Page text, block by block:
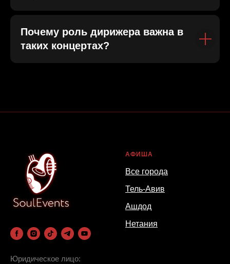
Почему роль дирижера важна в
таких концертах?
Юридическое лицо:
АФИША
Все города
Тель-Авив
Ашдод
Нетания